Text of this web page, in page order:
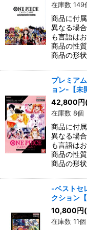
在庫数 149
商品に付
異なる場
も言語は
商品の性
商品の形
プレミア
ョン-【未
42,800円
在庫数 8個
商品に付
異なる場
も言語は
商品の性
商品の形
-ベストセ
クション
10,800円
在庫数 11個